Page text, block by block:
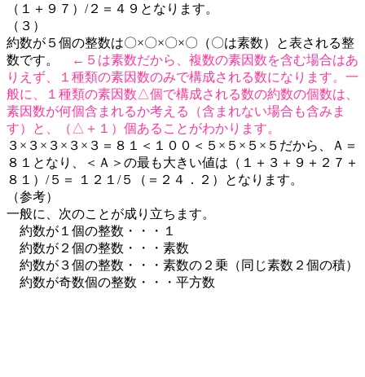
（１＋９７）/２＝４９となります。
（３）
約数が５個の整数は〇×〇×〇×〇（〇は素数）と表される整
数です。
←５は素数だから、複数の素因数を含む場合はあ
りえず、１種類の素因数のみで構成される数になります。一
般に、１種類の素因数△個で構成される数の約数の個数は、
素因数が何個含まれるか考える（含まれない場合も含みま
す）と、（△＋１）個あることがわかります。
３×３×３×３×３＝８１＜１００＜５×５×５×５だから、Ａ＝
８１となり、＜Ａ＞の最も大きい値は（１＋３＋９＋２７＋
８１）/５＝ １２１/５（＝２４．２）となります。
（参考）
一般に、次のことが成り立ちます。
約数が１個の整数・・・１
約数が２個の整数・・・素数
約数が３個の整数・・・素数の２乗（同じ素数２個の積）
約数が奇数個の整数・・・平方数